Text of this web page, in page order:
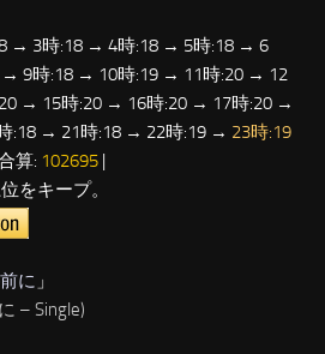
→ 3時:18 → 4時:18 → 5時:18 → 6
9時:18 → 10時:19 → 11時:20 → 12
→ 15時:20 → 16時:20 → 17時:20 →
:18 → 21時:18 → 22時:19 → 23時:19
算: 102695 |
をキープ。
に 」
– Single)